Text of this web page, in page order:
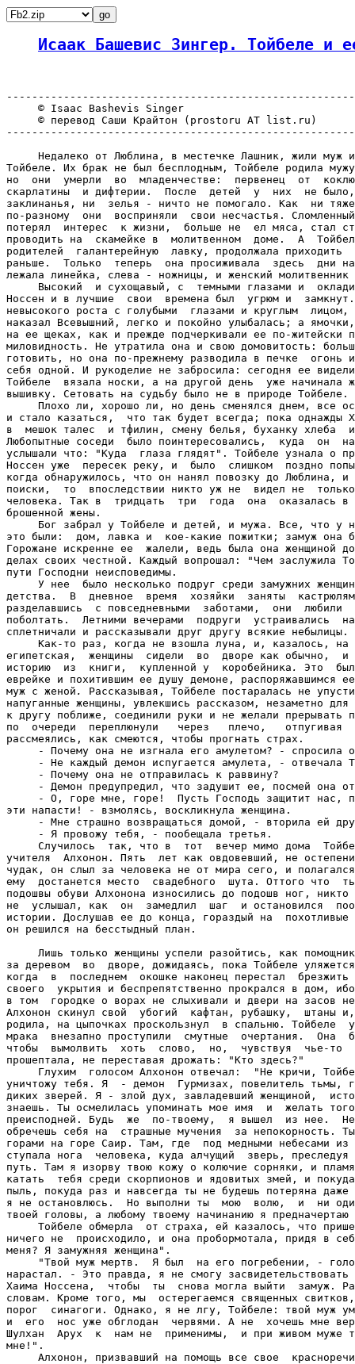
Исаак Башевис Зингер. Тойбеле и
     © Isaac Bashevis Singer
     © перевод Саши Крайтон (prostoru AT list.ru)
Недалеко от Люблина, в местечке Лашник, жили муж
Тойбеле. Их брак не был бесплодным, Тойбеле родила
но  они  умерли  во  младенчестве:  первенец  от
скарлатины  и дифтерии.  После  детей  у  них  не
заклинанья, ни  зелья - ничто не помогало. Как  ни
по-разному  они  восприняли  свои несчастья.
потерял  интерес  к жизни,  больше не  ел мяса, стал
проводить на  скамейке в  молитвенном  доме.  А
родителей  галантерейную  лавку, продолжала
раньше.  Только  теперь  она просиживала  здесь  дни
лежала линейка, слева - ножницы, и женский
Высокий  и сухощавый, с  темными глазами и
Носсен и в лучшие  свои  времена был  угрюм и
невысокого роста с голубыми  глазами и круглым
наказал Всевышний, легко и покойно улыбалась; а
на ее щеках, как и прежде подчеркивали ее по-житейски
миловидность. Не утратила она и свою домовитость:
готовить, но она по-прежнему разводила в печке  огонь
себя одной. И рукоделие не забросила: сегодня ее
Тойбеле  вязала носки, а на другой день  уже начинала
вышивку. Сетовать на судьбу было не в природе Тойбеле.
Плохо ли, хорошо ли, но день сменялся днем, все
и стало казаться,  что так будет всегда; пока однажды
в  мешок талес  и тфилин, смену белья, буханку хлеба
Любопытные соседи  было поинтересовались,  куда  он
услышали что: "Куда  глаза глядят". Тойбеле узнала о
Носсен уже  пересек реку, и  было  слишком  поздно
когда обнаружилось, что он нанял повозку до Люблина, и
поиски,  то  впоследствии никто уж не  видел не
человека. Так в  тридцать  три  года  она  оказалась в
брошенной жены.
Бог забрал у Тойбеле и детей, и мужа. Все, что у
это были:  дом, лавка и  кое-какие пожитки; замуж она
Горожане искренне ее  жалели, ведь была она женщиной
делах своих честной. Каждый вопрошал: "Чем заслужила
пути Господни неисповедимы.
У нее  было несколько подруг среди замужних
детства.  В  дневное  время  хозяйки  заняты
разделавшись  с повседневными  заботами,  они  любили
поболтать.  Летними вечерами  подруги  устраивались
сплетничали и рассказывали друг другу всякие небылицы.
Как-то раз, когда не взошла луна, и, казалось, на
египетская,  женщины  сидели  во  дворе как обычно,  и
историю  из  книги,  купленной у  коробейника .
Это
еврейке и похитившим ее душу демоне, распоряжавшимся
муж с женой .
Рассказывая, Тойбеле постаралась не
напуганные женщины, увлекшись рассказом, незаметно для
к другу поближе, соединили руки и не желали прерывать
по  очереди  переплюнули   через   плечо,   отпугивая
рассмеялись, как смеются, чтобы прогнать страх.
- Почему она не изгнала его амулетом? - спросила
- Не каждый демон испугается амулета, - отвечала
     - Почему она не отправилась к раввину?
- Демон предупредил, что задушит ее, посмей она
- О, горе мне, горе!  Пусть Господь защитит нас,
эти напасти! - взмолясь, воскликнула женщина.
- Мне страшно возвращаться домой, - вторила ей
     - Я провожу тебя, - пообещала третья.
Случилось  так, что в  тот  вечер мимо дома
учителя  Алхонон. Пять  лет как овдовевший, не
чудак, он слыл за человека не от мира сего, и
ему  достанется место  свадебного  шута. Оттого что
подошвы обуви Алхонона износились до подошв ног,
не  услышал, как  он  замедлил  шаг  и остановился
истории. Дослушав ее до конца, гораздый на
он решился на бесстыдный план.
Лишь только женщины успели разойтись, как
за деревом  во  дворе, дожидаясь, пока Тойбеле
когда  в  последнем  окошке наконец перестал
своего  укрытия и беспрепятственно прокрался в дом,
в том  городке о ворах не слыхивали и двери на засов
Алхонон скинул свой  убогий  кафтан, рубашку,  штаны
родила, на цыпочках проскользнул  в спальню. Тойбеле
мрака  внезапно проступили  смутные  очертания.  Она
чтобы  вымолвить  хоть  слово,  но,  чувствуя  чье-то
прошептала, не переставая дрожать: "Кто здесь?"
Глухим  голосом Алхонон отвечал:  "Не кричи,
уничтожу тебя. Я  - демон  Гурмизах, повелитель тьмы,
диких зверей. Я - злой дух, завладевший женщиной,
знаешь. Ты осмелилась упоминать мое имя  и  желать
преисподней. Будь  же  по-твоему,  я вышел  из нее.
обречешь себя на  страшные мучения  за непокорность.
горами на горе Саир. Там, где  под медными небесами из
ступала нога  человека, куда алчущий  зверь,
путь. Там я изорву твою кожу о колючие сорняки, и
катать  тебя среди скорпионов и ядовитых змей, и
пыль, покуда раз и навсегда ты не будешь потеряна
я не остановлюсь.  Но выполни ты  мою  волю,  и  ни
твоей головы, а любому твоему начинанию я
Тойбеле обмерла  от страха, ей казалось, что
ничего не  происходило, и она пробормотала, придя в
меня? Я замужняя женщина".
"Твой муж мертв.  Я был  на его погребении, -
нарастал. - Это правда, я не смогу засвидетельствовать
Хаима Носсена,  чтобы  ты  снова могла выйти  замуж.
словам. Кроме того, мы  остерегаемся священных
порог  синагоги. Однако, я не лгу, Тойбеле: твой муж
и  его  нос уже обглодан  червями. А не  хочешь мне
Шулхан  Арух  к  нам не  применимы,  и при живом муже
мне!".
Алхонон, призвавший на помощь все свое